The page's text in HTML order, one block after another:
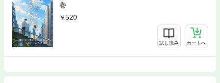
巻
520
試し読み カートへ